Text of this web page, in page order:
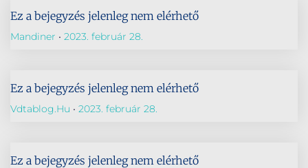
Ez a bejegyzés jelenleg nem elérhető
Mandiner 2023. február 28.
Ez a bejegyzés jelenleg nem elérhető
Vdtablog.hu 2023. február 28.
Ez a bejegyzés jelenleg nem elérhető